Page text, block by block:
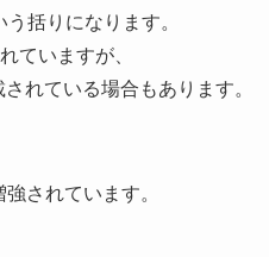
括りになります。
ていますが、
れている場合もあります。
されています。